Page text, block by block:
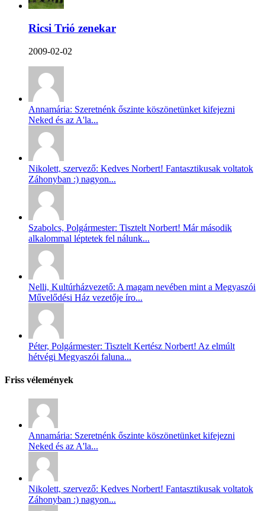
Ricsi Trió zenekar
2009-02-02
Annamária: Szeretnénk őszinte köszönetünket kifejezni
Neked és az A'la...
Nikolett, szervező: Kedves Norbert! Fantasztikusak voltatok
Záhonyban :) nagyon...
Szabolcs, Polgármester: Tisztelt Norbert! Már második
alkalommal léptetek fel nálunk...
Nelli, Kultúrházvezető: A magam nevében mint a Megyaszói
Művelődési Ház vezetője íro...
Péter, Polgármester: Tisztelt Kertész Norbert! Az elmúlt
hétvégi Megyaszói faluna...
Friss vélemények
Annamária: Szeretnénk őszinte köszönetünket kifejezni
Neked és az A'la...
Nikolett, szervező: Kedves Norbert! Fantasztikusak voltatok
Záhonyban :) nagyon...